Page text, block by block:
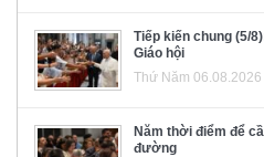
Tiếp kiến chung (5/
Giáo hội
Thứ Năm 06.08.2026
Năm thời điểm để
đường